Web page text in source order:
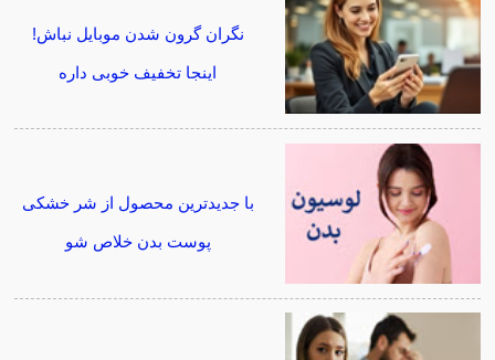
نگران گرون شدن موبایل نباش!
اینجا تخفیف خوبی داره
با جدیدترین محصول از شر خشکی
پوست بدن خلاص شو